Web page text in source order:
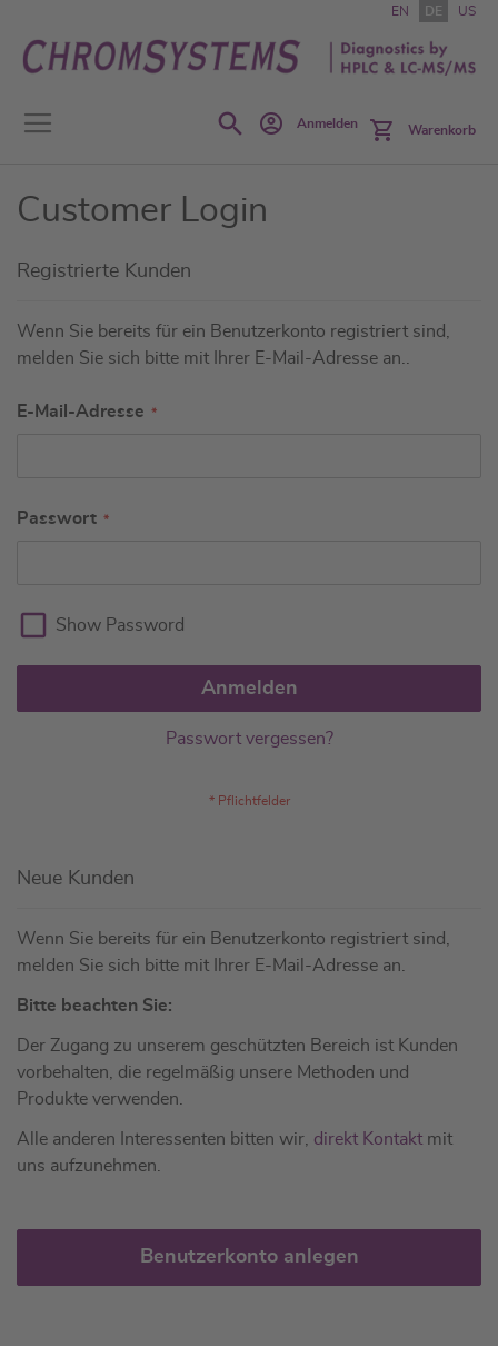
Inhalt
springen
EN DE US
SearchAnmelden Warenkorb
Customer Login
Registrierte Kunden
Wenn Sie bereits für ein Benutzerkonto registriert sind,
melden Sie sich bitte mit Ihrer E-Mail-Adresse an..
E-Mail-Adresse
Passwort
Show Password
Anmelden
Passwort vergessen?
Neue Kunden
Wenn Sie bereits für ein Benutzerkonto registriert sind,
melden Sie sich bitte mit Ihrer E-Mail-Adresse an.
Bitte beachten Sie:
Der Zugang zu unserem geschützten Bereich ist Kunden
vorbehalten, die regelmäßig unsere Methoden und
Produkte verwenden.
Alle anderen Interessenten bitten wir, direkt Kontakt mit
uns aufzunehmen.
Benutzerkonto anlegen